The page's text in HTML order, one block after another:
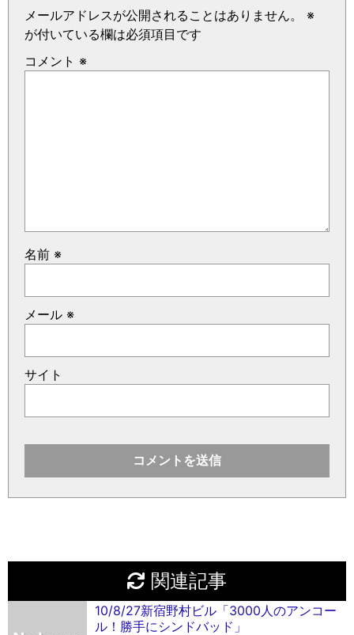
メールアドレスが公開されることはありません。
※
が付いている欄は必須項目です
コメント ※
名前 ※
メール ※
サイト
関連記事
10/8/27新宿野村ビル「3000人のアンコー
ル！勝手にシンドバッド」